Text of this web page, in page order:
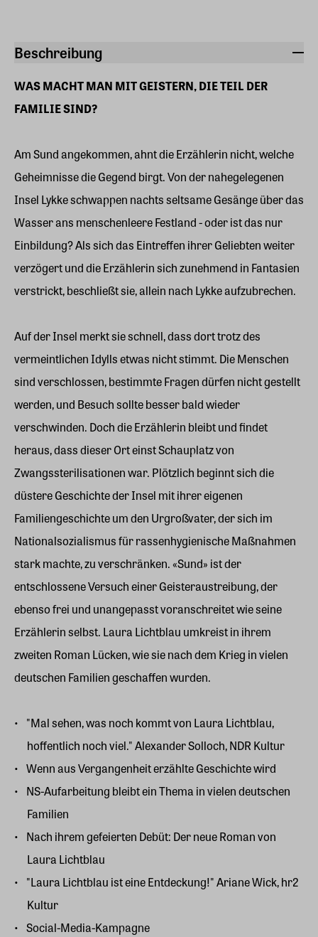
Beschreibung
WAS MACHT MAN MIT GEISTERN, DIE TEIL DER
FAMILIE SIND?
Am Sund angekommen, ahnt die Erzählerin nicht, welche
Geheimnisse die Gegend birgt. Von der nahegelegenen
Insel Lykke schwappen nachts seltsame Gesänge über das
Wasser ans menschenleere Festland - oder ist das nur
Einbildung? Als sich das Eintreffen ihrer Geliebten weiter
verzögert und die Erzählerin sich zunehmend in Fantasien
verstrickt, beschließt sie, allein nach Lykke aufzubrechen.
Auf der Insel merkt sie schnell, dass dort trotz des
vermeintlichen Idylls etwas nicht stimmt. Die Menschen
sind verschlossen, bestimmte Fragen dürfen nicht gestellt
werden, und Besuch sollte besser bald wieder
verschwinden. Doch die Erzählerin bleibt und findet
heraus, dass dieser Ort einst Schauplatz von
Zwangssterilisationen war. Plötzlich beginnt sich die
düstere Geschichte der Insel mit ihrer eigenen
Familiengeschichte um den Urgroßvater, der sich im
Nationalsozialismus für rassenhygienische Maßnahmen
stark machte, zu verschränken. «Sund» ist der
entschlossene Versuch einer Geisteraustreibung, der
ebenso frei und unangepasst voranschreitet wie seine
Erzählerin selbst. Laura Lichtblau umkreist in ihrem
zweiten Roman Lücken, wie sie nach dem Krieg in vielen
deutschen Familien geschaffen wurden.
"Mal sehen, was noch kommt von Laura Lichtblau,
hoffentlich noch viel." Alexander Solloch, NDR Kultur
Wenn aus Vergangenheit erzählte Geschichte wird
NS-Aufarbeitung bleibt ein Thema in vielen deutschen
Familien
Nach ihrem gefeierten Debüt: Der neue Roman von
Laura Lichtblau
"Laura Lichtblau ist eine Entdeckung!" Ariane Wick, hr2
Kultur
Social-Media-Kampagne